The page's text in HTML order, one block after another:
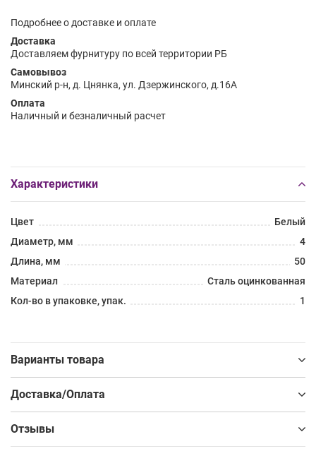
Подробнее о доставке и оплате
Доставка
Доставляем фурнитуру по всей территории РБ
Самовывоз
Минский р-н, д. Цнянка, ул. Дзержинского, д.16А
Оплата
Наличный и безналичный расчет
Характеристики
Цвет
Белый
Диаметр, мм
4
Длина, мм
50
Материал
Сталь оцинкованная
Кол-во в упаковке, упак.
1
Варианты товара
Доставка/Оплата
Отзывы